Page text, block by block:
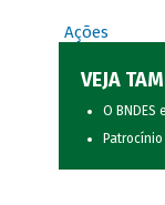
Ações
VEJA
O BNDES